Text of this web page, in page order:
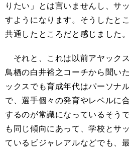
りたい」とは言いませんし、サ
すようになります。そうしたと
共通したところだと感じました。
それと、これは以前アヤック
鳥栖の白井裕之コーチから聞い
ックスでも育成年代はパーソナ
で、選手個々の発育やレベルに
するのが常識になっているそう
も同じ傾向にあって、学校とサ
ているビジャレアルなどでも、